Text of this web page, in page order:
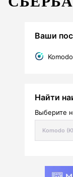
Ваши
Найти
Выберите